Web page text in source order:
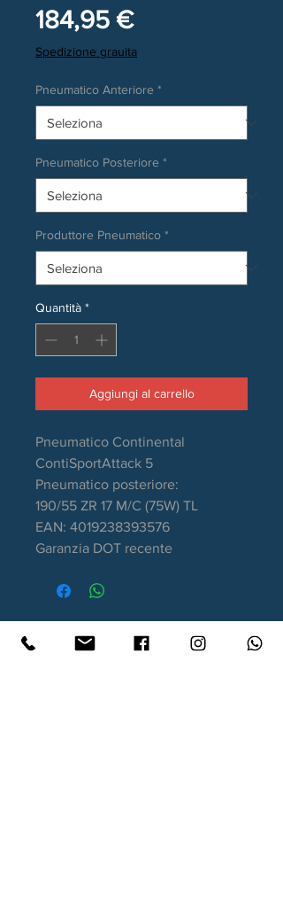
184,95 €Prezzo
Spedizione grauita
Pneumatico Anteriore *
Pneumatico Posteriore *
Produttore Pneumatico *
Quantità *
Aggiungi al carrello
Pneumatico Continental
ContiSportAttack 5
Pneumatico posteriore:
190/55 ZR 17 M/C (75W) TL
EAN: 4019238393576
Garanzia DOT recente